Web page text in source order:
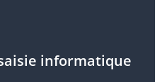
informatique